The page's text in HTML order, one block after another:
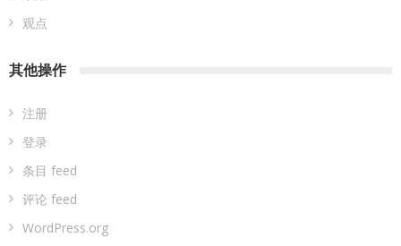
观点
其他操作
注册
登录
条目 feed
评论 feed
WordPress.org